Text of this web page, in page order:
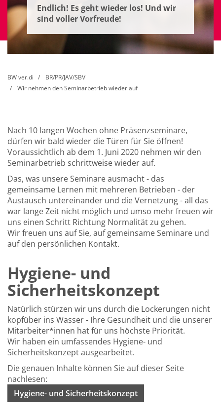
Endlich! Es geht wieder los! Und wir
sind voller Vorfreude!
BW ver.di
BR/PR/JAV/SBV
Wir nehmen den Seminarbetrieb wieder auf
Nach 10 langen Wochen ohne Präsenzseminare,
dürfen wir bald wieder die Türen für Sie öffnen!
Voraussichtlich ab dem 1. Juni 2020 nehmen wir den
Seminarbetrieb schrittweise wieder auf.
Das, was unsere Seminare ausmacht - das
gemeinsame Lernen mit mehreren Betrieben - der
Austausch untereinander und die Vernetzung - all das
war lange Zeit nicht möglich und umso mehr freuen wir
uns einen Schritt Richtung Normalität zu gehen.
Wir freuen uns auf Sie, auf gemeinsame Seminare und
auf den persönlichen Kontakt.
Hygiene- und
Sicherheitskonzept
Natürlich stürzen wir uns durch die Lockerungen nicht
kopfüber ins Wasser - Ihre Gesundheit und die unserer
Mitarbeiter*innen hat für uns höchste Priorität.
Wir haben ein umfassendes Hygiene- und
Sicherheitskonzept ausgearbeitet.
Die genauen Inhalte können Sie auf dieser Seite
nachlesen:
Hygiene- und Sicherheitskonzept